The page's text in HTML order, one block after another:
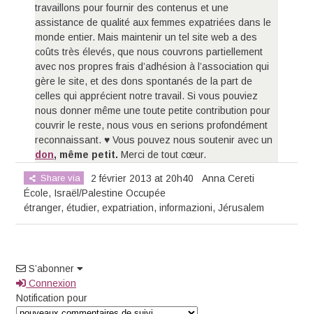
travaillons pour fournir des contenus et une
assistance de qualité aux femmes expatriées dans le
monde entier. Mais maintenir un tel site web a des
coûts très élevés, que nous couvrons partiellement
avec nos propres frais d’adhésion à l’association qui
gère le site, et des dons spontanés de la part de
celles qui apprécient notre travail. Si vous pouviez
nous donner même une toute petite contribution pour
couvrir le reste, nous vous en serions profondément
reconnaissant. ♥ Vous pouvez nous soutenir avec un
don, même petit.Merci de tout cœur.
Share via
2 février 2013 at 20h40
École, Israël/Palestine Occupée
étranger,étudier,expatriation,informazioni,Jérusalem
Anna Cereti
S’abonner
Connexion
Notification pour